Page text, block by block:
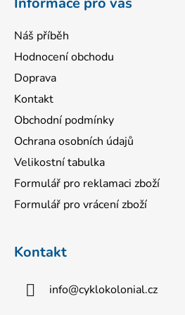
Náš příběh
Hodnocení obchodu
Doprava
Kontakt
Obchodní podmínky
Ochrana osobních údajů
Velikostní tabulka
Formulář pro reklamaci zboží
Formulář pro vrácení zboží
Kontakt
info@cyklokolonial.cz